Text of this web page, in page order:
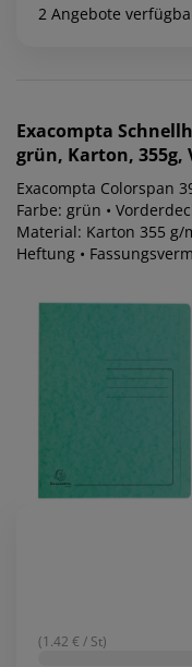
2 Angebote
Exacompta
grün, Karton, 355g,
Exacompta Colorspan
Farbe: grün •
Material: Karton 355 g/
Heftung •
(1.42 € / St)